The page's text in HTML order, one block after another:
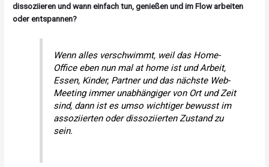
dissoziieren und wann einfach tun, genießen und im Flow arbeiten
oder entspannen?
Wenn alles verschwimmt, weil das Home-
Office eben nun mal at home ist und Arbeit,
Essen, Kinder, Partner und das nächste Web-
Meeting immer unabhängiger von Ort und Zeit
sind, dann ist es umso wichtiger bewusst im
assoziierten oder dissoziierten Zustand zu
sein.